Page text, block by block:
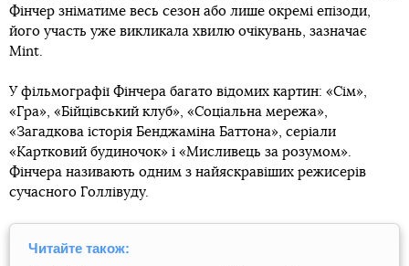
Фінчер зніматиме весь сезон або лише окремі епізоди,
його участь уже викликала хвилю очікувань, зазначає
Mint.
У фільмографії Фінчера багато відомих картин: «Сім»,
«Гра», «Бійцівський клуб», «Соціальна мережа»,
«Загадкова історія Бенджаміна Баттона», серіали
«Картковий будиночок» і «Мисливець за розумом».
Фінчера називають одним з найяскравіших режисерів
сучасного Голлівуду.
Читайте також: